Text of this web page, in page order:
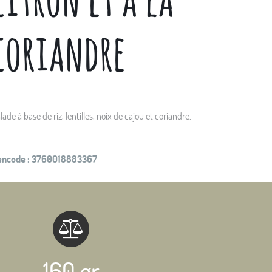
à base de riz, lentilles, noix de cajou et coriandre.
:3760018883367